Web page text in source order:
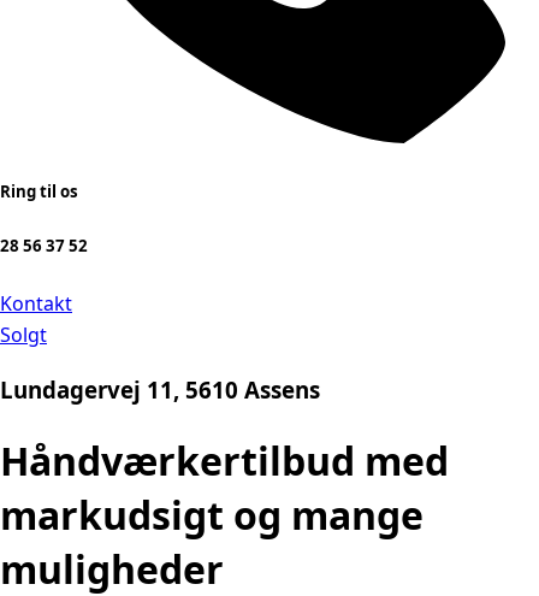
Ring til os
28 56 37 52
Kontakt
Solgt
Lundagervej 11, 5610 Assens
Håndværkertilbud med
markudsigt og mange
muligheder